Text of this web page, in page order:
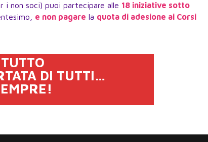
i non soci) puoi partecipare alle 18 iniziative sotto
e non pagare la quota di adesione ai Corsi
TUTTO
DI TUTTI…